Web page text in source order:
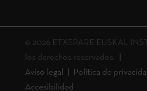
© 2026 ETXEPARE EUSKAL
los derechos reservados.
Aviso legal
Política de
Accesibilidad